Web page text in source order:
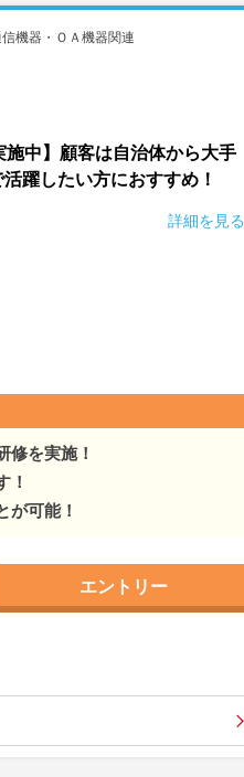
機器・ＯＡ機器関連
施中】顧客は自治体から大手
躍したい方におすすめ！
詳細を見る
修を実施！
！
が可能！
エントリー